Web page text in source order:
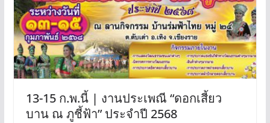
13-15 ก.พ.นี้ | งานประเพณี “ดอกเสี้ยว
บาน ณ ภูชี้ฟ้า” ประจำปี 2568